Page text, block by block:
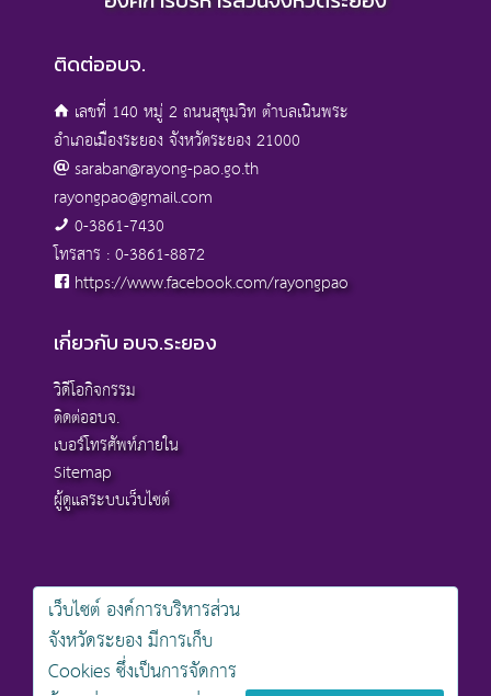
ติดต่ออบจ.
เลขที่ 140 หมู่ 2 ถนนสุขุมวิท ตำบลเนินพระ
อำเภอเมืองระยอง จังหวัดระยอง 21000
saraban@rayong-pao.go.th
rayongpao@gmail.com
0-3861-7430
โทรสาร : 0-3861-8872
https://www.facebook.com/rayongpao
เกี่ยวกับ อบจ.ระยอง
วิดีโอกิจกรรม
ติดต่ออบจ.
เบอร์โทรศัพท์ภายใน
Sitemap
ผู้ดูแลระบบเว็บไซต์
สงวนลิขสิทธิ์ © 2568 , องค์การบริหารส่วนจังหวัดระยอง
นโยบายการคุ้มครองข้อมูลส่วนบุคคล
นโยบายการรักษาความมั่นคงปลอดภัยเว็บไซต์
เว็บไซต์ องค์การบริหารส่วน
จังหวัดระยอง มีการเก็บ
Cookies ซึ่งเป็นการจัดการ